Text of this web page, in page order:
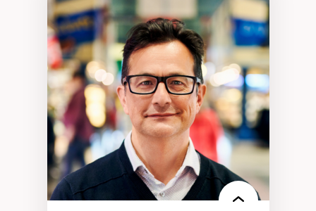
Art
Anti-discrimination
Décolonisation de l’enseignement, de la
recherche, des institutions administratives
et syndicales
Pluralisme épistémologique et
francophonie
Culture
Politiques culturelles
Vivre ensemble
Anti-racisme
Anti-sexisme
Pratiques non oppressives